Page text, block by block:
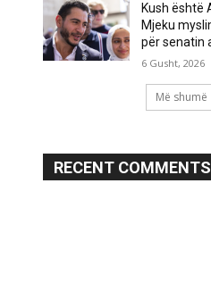
Kush është
Mjeku
për senatin
6 Gusht, 2026
Më shumë
RECENT COMMENTS